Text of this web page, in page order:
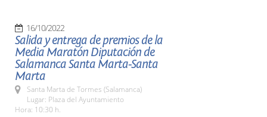
16/10/2022
Salida y entrega de premios de la
Media Maratón Diputación de
Salamanca Santa Marta-Santa
Marta
Santa Marta de Tormes (Salamanca)
Lugar: Plaza del Ayuntamiento
Hora: 10:30 h.